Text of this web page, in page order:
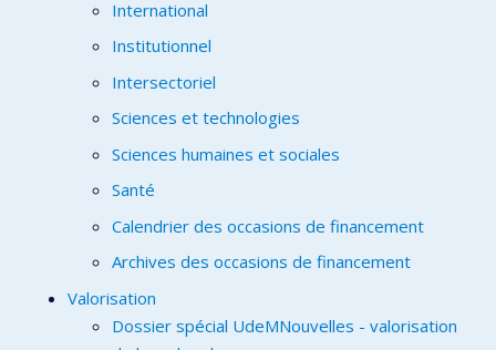
International
Institutionnel
Intersectoriel
Sciences et technologies
Sciences humaines et sociales
Santé
Calendrier des occasions de financement
Archives des occasions de financement
Valorisation
Dossier spécial UdeMNouvelles - valorisation